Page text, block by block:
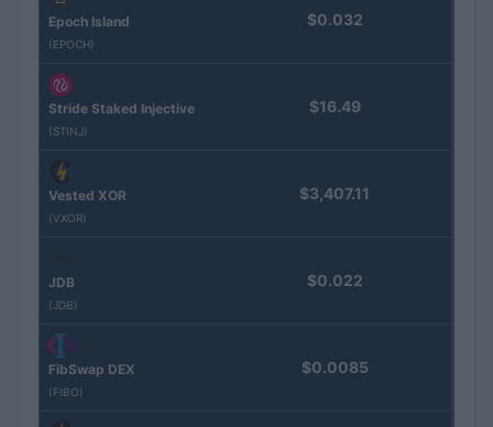
Epoch Island
(EPOCH)
$0.032
Stride Staked Injective
(STINJ)
$16.49
Vested XOR
(VXOR)
$3,407.11
JDB
(JDB)
$0.022
FibSwap DEX
(FIBO)
$0.0085